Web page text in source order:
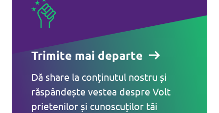
Trimite mai departe
Dă share la conținutul nostru și
răspândește vestea despre Volt
prietenilor și cunoscuților tăi